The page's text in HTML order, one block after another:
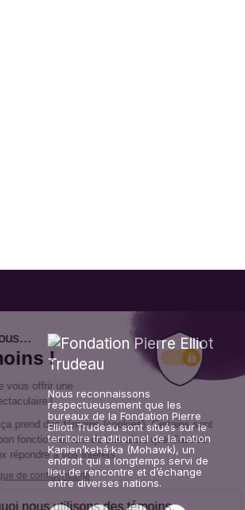
Nous reconnaissons
respectueusement que les
bureaux de la Fondation Pierre
Elliott Trudeau sont situés sur le
territoire traditionnel de la nation
Kanien’kehá:ka (Mohawk), un
endroit qui a longtemps servi de
lieu de rencontre et d’échange
entre diverses nations.